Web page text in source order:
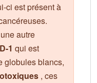
ci est présent à
autre
1 qui est
globules blancs,
, ces